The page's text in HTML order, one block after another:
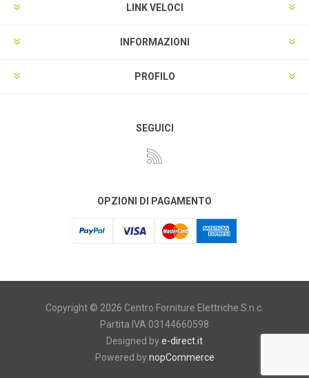
LINK VELOCI
INFORMAZIONI
PROFILO
SEGUICI
OPZIONI DI PAGAMENTO
Copyright © 2026 Centro Forniture Elettriche S.n.c.
Partita IVA 03144660598
Designed bye-direct.it
Powered bynopCommerce